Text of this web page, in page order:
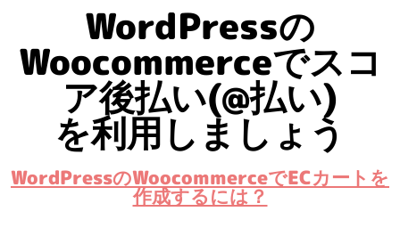
WordPressの
Woocommerceでスコ
ア後払い(@払い)
を利用しましょう
WordPressのWoocommerceでECカートを
作成するには？